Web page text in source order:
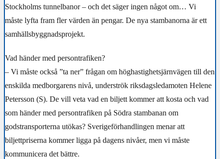
Stockholms tunnelbanor – och det säger ingen något om… Vi
måste lyfta fram fler värden än pengar. De nya stambanorna är ett
samhällsbyggnadsprojekt.
Vad händer med persontrafiken?
– Vi måste också ”ta ner” frågan om höghastighetsjärnvägen till den
enskilda medborgarens nivå, underströk riksdagsledamoten Helene
Petersson (S). De vill veta vad en biljett kommer att kosta och vad
som händer med persontrafiken på Södra stambanan om
godstransporterna utökas? Sverigeförhandlingen menar att
biljettpriserna kommer ligga på dagens nivåer, men vi måste
kommunicera det bättre.